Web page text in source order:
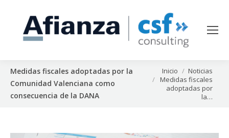
Medidas fiscales adoptadas por la
Comunidad Valenciana como
consecuencia de la DANA
Estás aquí:
Inicio
Noticias
Medidas fiscales
adoptadas por
la…